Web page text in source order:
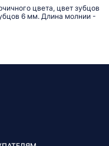
цвета, цвет зубцов
6 мм. Длина молнии -